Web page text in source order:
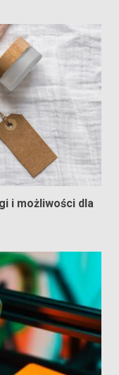
i możliwości dla